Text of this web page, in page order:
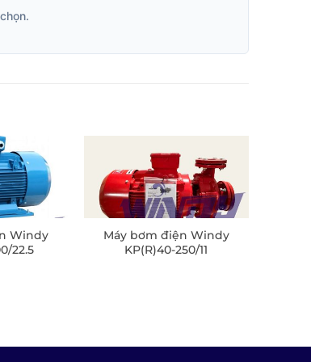
Windy
22.5
Máy bơm điện Windy
KP(R)40-250/11